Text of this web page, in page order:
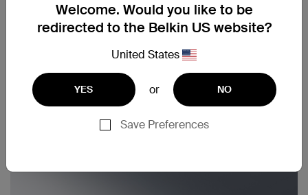
Welcome. Would you like to be
redirected to the Belkin US website?
United States
YES or NO
Save Preferences